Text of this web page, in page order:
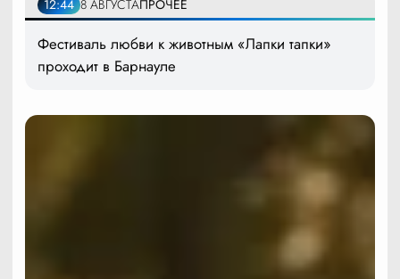
12:44 8 АВГУСТАПРОЧЕЕ
Фестиваль любви к животным «Лапки тапки»
проходит в Барнауле